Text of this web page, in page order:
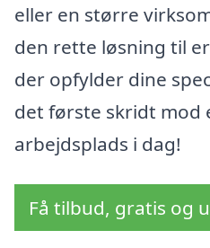
eller en større
den rette løsning til
der opfylder dine
det første skridt mod
arbejdsplads i dag!
Få tilbud, gratis og